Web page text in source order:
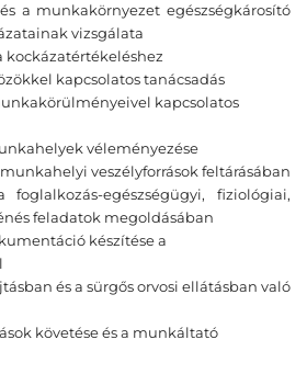
a munkakörnyezet egészségkárosító
vizsgálata
kockázatértékeléshez
kapcsolatos tanácsadás
kapcsolatos
véleményezése
veszélyforrások feltárásában
foglalkozás-egészségügyi, fiziológiai,
feladatok megoldásában
készítése a
és a sürgős orvosi ellátásban való
követése és a munkáltató